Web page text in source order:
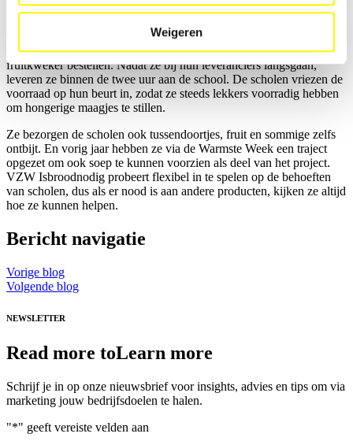
Weigeren
VZW Isbroodnodig vult op meer dan 20 Limburgse scholen
bezorgen hen maandelijks een bestellijst die de leden van
Isbroodnodig op hun beurt bij Colruyt via Collect&Go en een lokale
fruitkweker bestellen. Nadat ze bij hun leveranciers langsgaan,
leveren ze binnen de twee uur aan de school. De scholen vriezen de
voorraad op hun beurt in, zodat ze steeds lekkers voorradig hebben
om hongerige maagjes te stillen.
Ze bezorgen de scholen ook tussendoortjes, fruit en sommige zelfs
ontbijt. En vorig jaar hebben ze via de Warmste Week een traject
opgezet om ook soep te kunnen voorzien als deel van het project.
VZW Isbroodnodig probeert flexibel in te spelen op de behoeften
van scholen, dus als er nood is aan andere producten, kijken ze altijd
hoe ze kunnen helpen.
Bericht navigatie
Vorige blog
Volgende blog
NEWSLETTER
Read more toLearn more
Schrijf je in op onze nieuwsbrief voor insights, advies en tips om via
marketing jouw bedrijfsdoelen te halen.
"*" geeft vereiste velden aan